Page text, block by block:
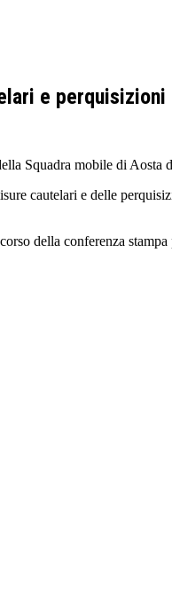
e perquisizioni
Squadra mobile di
cautelari e delle
della conferenza stampa